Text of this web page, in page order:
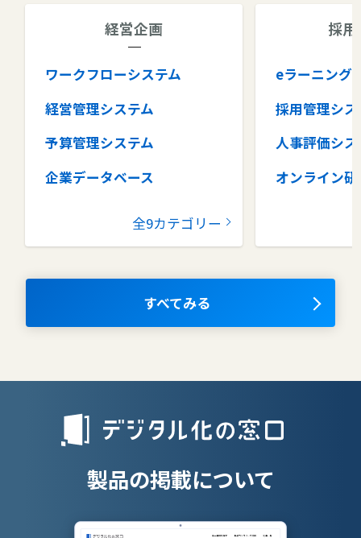
経営企画
ワークフローシステム
経営管理システム
予算管理システム
企業データベース
コラボレーションツール
ナレッジマネジメントツール
全9カテゴリー
採
eラーニング
採用管理シス
人事評価シス
オンライン研
タレントマ
OKRツール
授業支援シス
すべてみる
製品の掲載について